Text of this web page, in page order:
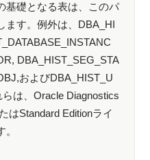
基礎となる表は、このパ
ます。例外は、DBA_HI
DBA_HIST_SEG_STA
およびDBA_HIST_U
は、Oracle Diagnostics
はStandard Editionライ